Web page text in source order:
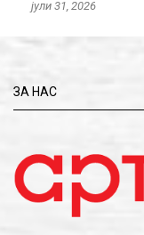
јули 31, 2026
ЗА НАС